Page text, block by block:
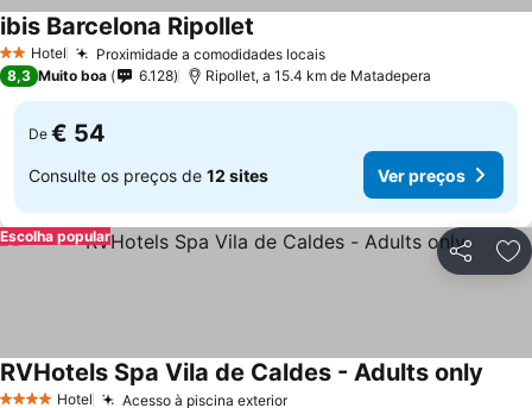
2 Estrelas
Hotel Proximidade a comodidades locais
ibis Barcelona Ripollet
8,3 Muito boa 6.128 Ripollet, a 15.4 km de Matadepera
De € 54
Consulte os preços de 12 sites Ver preços
Partilhar
Escolha popular
Hotel Acesso à piscina exterior
RVHotels Spa Vila de Caldes - Adults only